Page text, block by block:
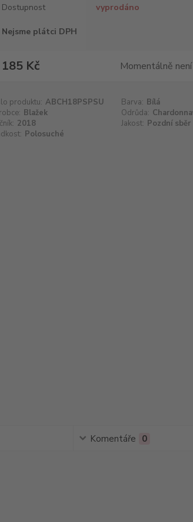
Dostupnost vyprodáno
Nejsme plátci DPH
185 Kč Momentálně
produktu: ABCH18PSPSU Barva: Bílá
Blažek Odrůda:
2018 Jakost: Pozdní sběr
Polosuché
Komentáře 0